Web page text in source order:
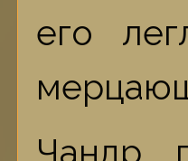
его
Чандр